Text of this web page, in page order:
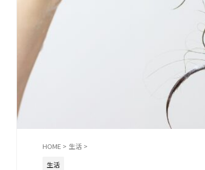
HOME > 生活 >
生活